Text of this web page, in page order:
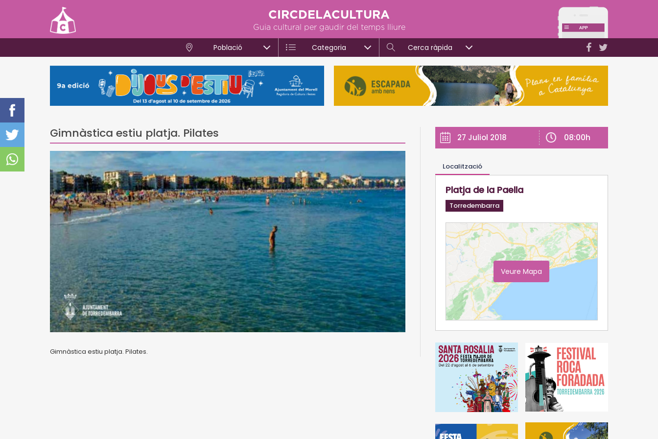
CIRCDELACULTURA
Guia cultural per gaudir del temps lliure
Població Categoria Cerca ràpida
Gimnàstica estiu platja. Pilates
Gimnàstica estiu platja. Pilates.
27 Juliol 2018 08:00h
Localització
Platja de la Paella
Torredembarra
Veure Mapa